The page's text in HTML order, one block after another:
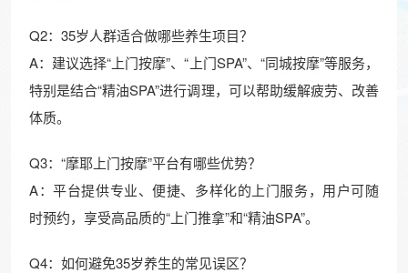
Q2：35岁人群适合做哪些养生项目？
A：建议选择“上门按摩”、“上门SPA”、“同城按摩”等服务，
特别是结合“精油SPA”进行调理，可以帮助缓解疲劳、改善
体质。
Q3：“摩耶上门按摩”平台有哪些优势？
A：平台提供专业、便捷、多样化的上门服务，用户可随
时预约，享受高品质的“上门推拿”和“精油SPA”。
Q4：如何避免35岁养生的常见误区？